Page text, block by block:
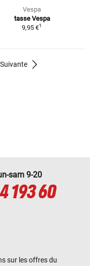
Vespa
tasse Vespa
9,95 €1
Suivante
sam 9-20
193 60
sur les offres du